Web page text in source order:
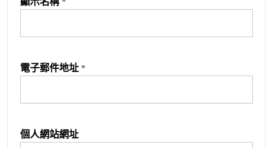
電子郵件地址 *
個人網站網址